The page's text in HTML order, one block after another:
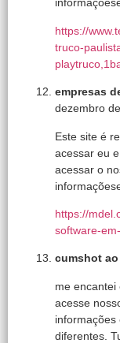
https://
truco-
empresas
dezembro
Este site é
acessar eu
acessar o
https://
software-
cumshot
me encantei
acesse
informações
diferentes.